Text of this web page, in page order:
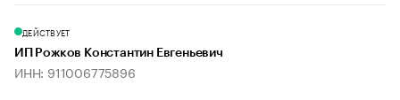
ДЕЙСТВУЕТ
ИП Рожков Константин Евгеньевич
ИНН: 911006775896